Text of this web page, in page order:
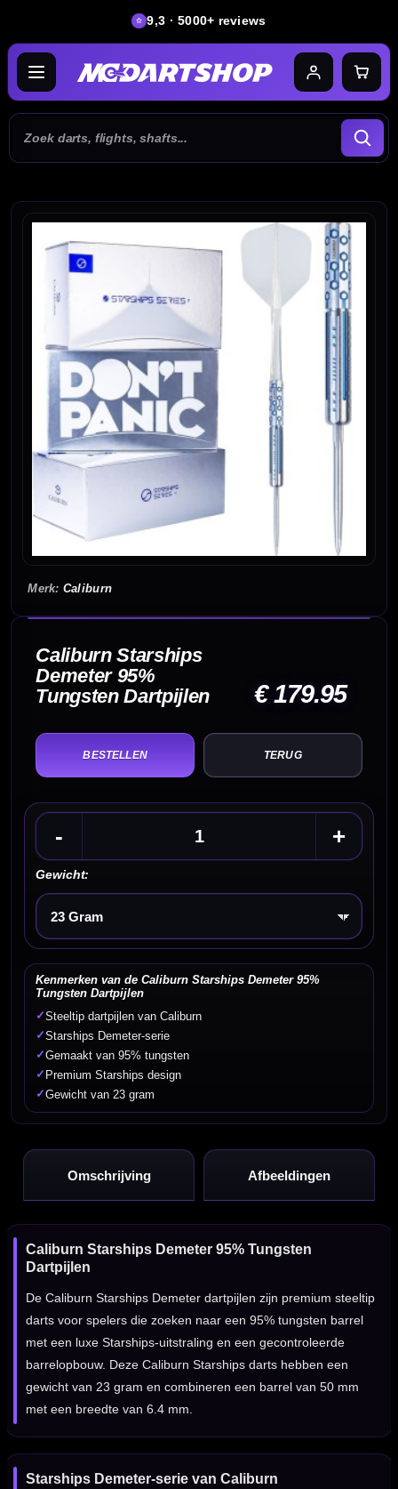
9,3 · 5000+ reviews
Caliburn
Caliburn Starships
Demeter 95%
Tungsten Dartpijlen
€ 179.95
TERUG
- +
Gewicht:
Kies een optie
Kenmerken van de Caliburn Starships Demeter 95%
Tungsten Dartpijlen
✓Steeltip dartpijlen van Caliburn
✓Starships Demeter-serie
✓Gemaakt van 95% tungsten
✓ Premium Starships design
✓Gewicht van 23 gram
Omschrijving Afbeeldingen
Caliburn Starships Demeter 95% Tungsten
Dartpijlen
De Caliburn Starships Demeter dartpijlen zijn premium steeltip
darts voor spelers die zoeken naar een 95% tungsten barrel
met een luxe Starships-uitstraling en een gecontroleerde
barrelopbouw. Deze Caliburn Starships darts hebben een
gewicht van 23 gram en combineren een barrel van 50 mm
met een breedte van 6.4 mm.
Starships Demeter-serie van Caliburn